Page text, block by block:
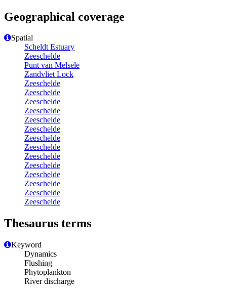
Geographical coverage
Spatial
Scheldt Estuary
Zeeschelde
Punt van Melsele
Zandvliet Lock
Zeeschelde
Zeeschelde
Zeeschelde
Zeeschelde
Zeeschelde
Zeeschelde
Zeeschelde
Zeeschelde
Zeeschelde
Zeeschelde
Zeeschelde
Zeeschelde
Zeeschelde
Zeeschelde
Thesaurus terms
Keyword
Dynamics
Flushing
Phytoplankton
River discharge